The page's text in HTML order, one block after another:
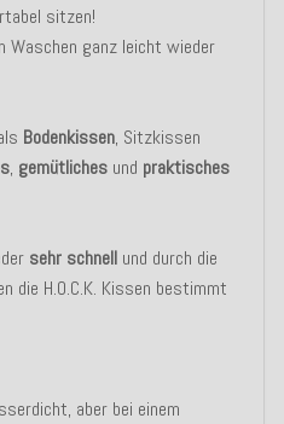
sitzen!
Waschen ganz leicht wieder
Bodenkissen, Sitzkissen
, gemütliches und praktisches
sehr schnell und durch die
die H.O.C.K. Kissen bestimmt
aber bei einem